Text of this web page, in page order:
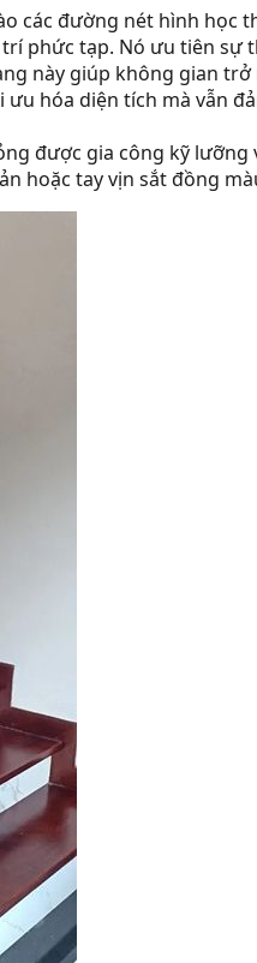
các đường nét hình học
phức tạp. Nó ưu tiên sự
này giúp không gian
hóa diện tích mà vẫn
được gia công kỹ
hoặc tay vịn sắt đồng